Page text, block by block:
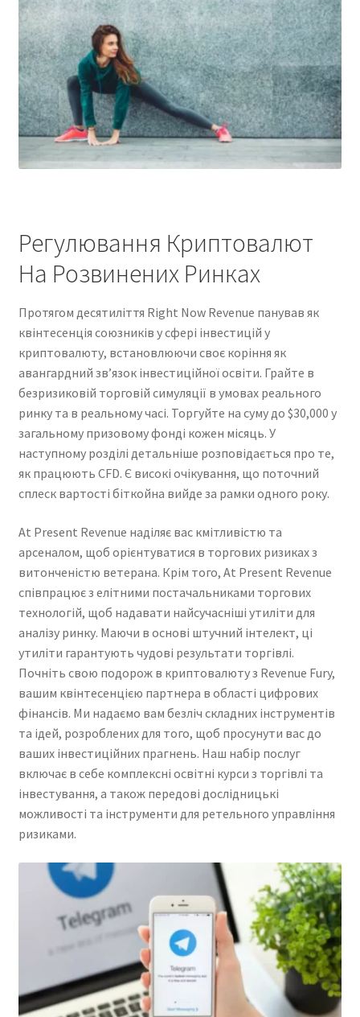
Регулювання Криптовалют
На Розвинених Ринках
Протягом десятиліття Right Now Revenue панував як
квінтесенція союзників у сфері інвестицій у
криптовалюту, встановлюючи своє коріння як
авангардний зв’язок інвестиційної освіти. Грайте в
безризиковій торговій симуляції в умовах реального
ринку та в реальному часі. Торгуйте на суму до $30,000 у
загальному призовому фонді кожен місяць. У
наступному розділі детальніше розповідається про те,
як працюють CFD. Є високі очікування, що поточний
сплеск вартості біткойна вийде за рамки одного року.
At Present Revenue наділяє вас кмітливістю та
арсеналом, щоб орієнтуватися в торгових ризиках з
витонченістю ветерана. Крім того, At Present Revenue
співпрацює з елітними постачальниками торгових
технологій, щоб надавати найсучасніші утиліти для
аналізу ринку. Маючи в основі штучний інтелект, ці
утиліти гарантують чудові результати торгівлі.
Почніть свою подорож в криптовалюту з Revenue Fury,
вашим квінтесенцією партнера в області цифрових
фінансів. Ми надаємо вам безліч складних інструментів
та ідей, розроблених для того, щоб просунути вас до
ваших інвестиційних прагнень. Наш набір послуг
включає в себе комплексні освітні курси з торгівлі та
інвестування, а також передові дослідницькі
можливості та інструменти для ретельного управління
ризиками.